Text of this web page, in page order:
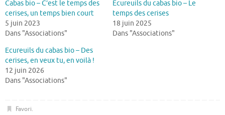
Cabas bio – C’est le temps des
cerises, un temps bien court
5 juin 2023
Dans "Associations"
Ecureuils du cabas bio – Le
temps des cerises
18 juin 2025
Dans "Associations"
Ecureuils du cabas bio – Des
cerises, en veux tu, en voilà !
12 juin 2026
Dans "Associations"
Favori.